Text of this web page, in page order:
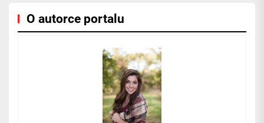
O autorce portalu